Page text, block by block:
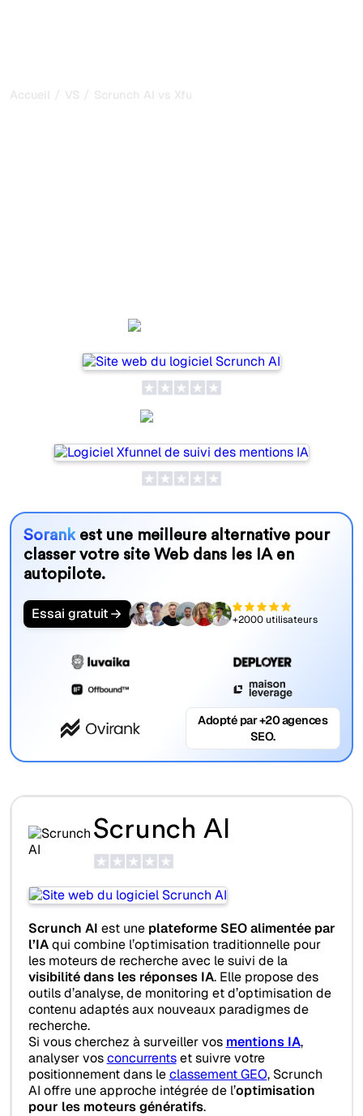
Accueil / VS / Scrunch AI vs Xfunnel
Sorankest une meilleure alternative pour
classer votre site Web dans les IA en
autopilote.
Essai gratuit +2000 utilisateurs
Adopté par +20 agences
SEO.
Scrunch AI
Scrunch AI est une plateforme SEO alimentée par
l’IAqui combine l’optimisation traditionnelle pour
les moteurs de recherche avec le suivi de la
visibilité dans les réponses IA. Elle propose des
outils d’analyse, de monitoring et d’optimisation de
contenu adaptés aux nouveaux paradigmes de
recherche.
Si vous cherchez à surveiller vos mentions IA,
analyser vosconcurrentset suivre votre
positionnement dans leclassement GEO, Scrunch
AI offre une approche intégrée de l’optimisation
pour les moteurs génératifs.